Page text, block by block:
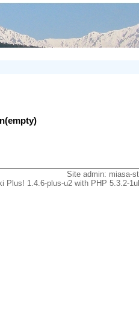
Site admin: miasa-
Plus! 1.4.6-plus-u2 with PHP 5.3.2-